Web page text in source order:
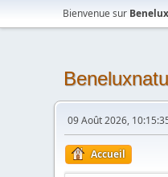
Bienvenue sur
09 Août 2026,
Accueil